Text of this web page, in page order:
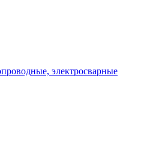
электросварные